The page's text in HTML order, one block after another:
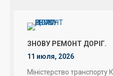
ЗНОВУ РЕМОНТ ДОРІГ.
11 июля, 2026
Міністерство